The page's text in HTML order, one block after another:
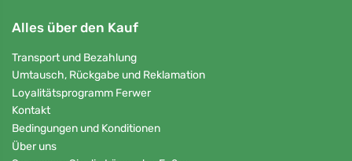
Alles über den Kauf
Transport und Bezahlung
Umtausch, Rückgabe und Reklamation
Loyalitätsprogramm Ferwer
Kontakt
Bedingungen und Konditionen
Über uns